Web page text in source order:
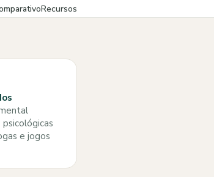
Recursos
psicológicas
e jogos